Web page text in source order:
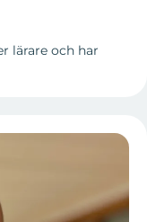
lärare och har